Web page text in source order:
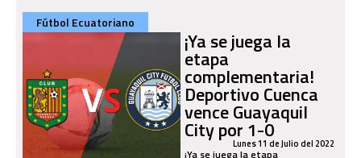
Fútbol Ecuatoriano
¡Ya se juega la
etapa
complementaria!
Deportivo Cuenca
vence Guayaquil
City por 1-0Lunes 11 de Julio del 2022
¡Ya se juega la etapa